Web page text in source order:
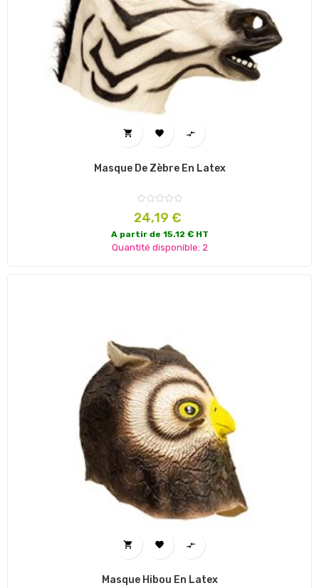
  
Masque De Zèbre En Latex
Prix
24,19 €
A partir de 15.12 € HT
Quantité disponible: 2
  
Masque Hibou En Latex